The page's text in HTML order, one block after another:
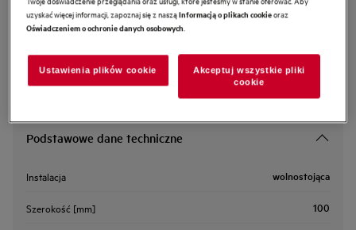
Stalowe powierzchnie łatwo utrzymać w czystości za pomocą środka do
pielęgnacji stali w spray'u nieaerozolowym.
Podstawowe dane techniczne
Instalacja wolnostojąca
Szerokość [mm] 100
uzyskać więcej informacji, zapoznaj się z nasząInformacją o plikach cookieoraz
Oświadczeniem o ochronie danych osobowych.
Ustawienia plików cookie
Akceptuj wszystkie pliki
cookie